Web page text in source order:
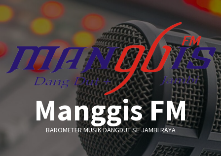
Skip
to
Manggis FM
BAROMETER MUSIK DANGDUT SE JAMBI RAYA